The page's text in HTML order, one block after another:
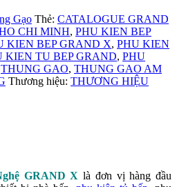
Gạo Thẻ: CATALOGUE GRAND
CHI MINH, PHU KIEN BEP
KIEN BEP GRAND X, PHU KIEN
KIEN TU BEP GRAND, PHU
THUNG GAO, THUNG GAO AM
Thương hiệu: THƯƠNG HIỆU
GRAND X là đơn vị hàng đầu